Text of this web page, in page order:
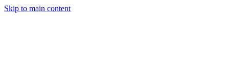
Skip to main content